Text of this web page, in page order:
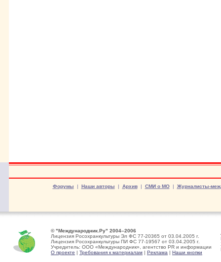
Форумы | Наши авторы | Архив| СМИ о МО| Журналисты-
© "Международник.Ру" 2004–2006
Лицензия Росохранкультуры Эл ФС 77-20365 от 03.04.2005 г.
Лицензия Росохранкультуры ПИ ФС 77-19567 от 03.04.2005 г.
Учредитель: ООО «Международник», агентство PR и информации
О проекте | Требования к материалам | Реклама | Наши кнопки